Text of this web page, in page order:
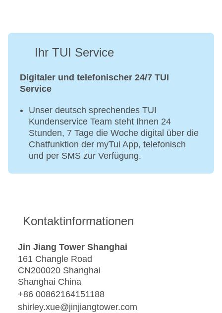
Ihr TUI Service
Digitaler und telefonischer 24/7 TUI
Service
Unser deutsch sprechendes TUI
Kundenservice Team steht Ihnen 24
Stunden, 7 Tage die Woche digital über die
Chatfunktion der myTui App, telefonisch
und per SMS zur Verfügung.
Kontaktinformationen
Jin Jiang Tower Shanghai
161 Changle Road
CN200020 Shanghai
Shanghai China
+86 00862164151188
shirley.xue@jinjiangtower.com